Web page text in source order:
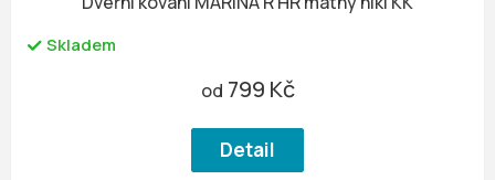
Skladem
od 799 Kč
Detail